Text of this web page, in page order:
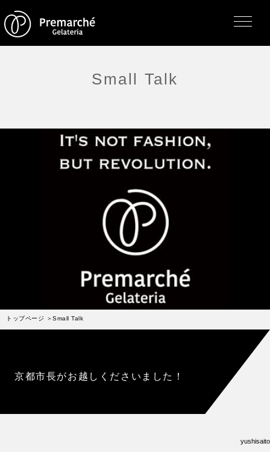
ジェラートについて
直営店・支店・分店
プレマルシェジェラテリアについて
Small Talk
トップページ Small Talk
京都市長がお越しくださいました！
yushisaito